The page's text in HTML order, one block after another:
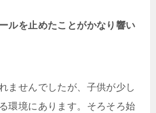
ルを止めたことがかなり響い
ませんでしたが、子供が少し
環境にあります。そろそろ始